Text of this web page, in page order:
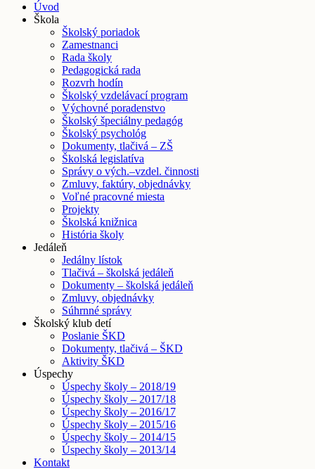
Úvod
Škola
Školský poriadok
Zamestnanci
Rada školy
Pedagogická rada
Rozvrh hodín
Školský vzdelávací program
Výchovné poradenstvo
Školský špeciálny pedagóg
Školský psychológ
Dokumenty, tlačivá – ZŠ
Školská legislatíva
Správy o vých.–vzdel. činnosti
Zmluvy, faktúry, objednávky
Voľné pracovné miesta
Projekty
Školská knižnica
História školy
Jedáleň
Jedálny lístok
Tlačivá – školská jedáleň
Dokumenty – školská jedáleň
Zmluvy, objednávky
Súhrnné správy
Školský klub detí
Poslanie ŠKD
Dokumenty, tlačivá – ŠKD
Aktivity ŠKD
Úspechy
Úspechy školy – 2018/19
Úspechy školy – 2017/18
Úspechy školy – 2016/17
Úspechy školy – 2015/16
Úspechy školy – 2014/15
Úspechy školy – 2013/14
Kontakt